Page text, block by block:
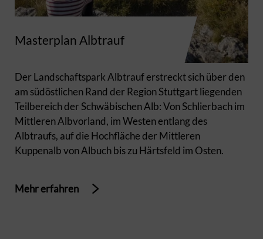
Masterplan Albtrauf
Der Landschaftspark Albtrauf erstreckt sich über den
am südöstlichen Rand der Region Stuttgart liegenden
Teilbereich der Schwäbischen Alb: Von Schlierbach im
Mittleren Albvorland, im Westen entlang des
Albtraufs, auf die Hochfläche der Mittleren
Kuppenalb von Albuch bis zu Härtsfeld im Osten.
Mehr erfahren